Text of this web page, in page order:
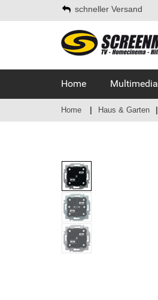
schneller Versand
Home Multimedia
Home Haus & Garten